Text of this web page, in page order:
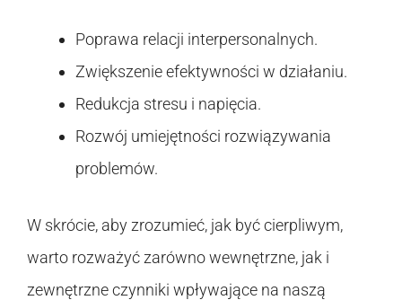
Poprawa relacji interpersonalnych.
Zwiększenie efektywności w działaniu.
Redukcja stresu i napięcia.
Rozwój umiejętności rozwiązywania
problemów.
W skrócie, aby zrozumieć, jak być cierpliwym,
warto rozważyć zarówno wewnętrzne, jak i
zewnętrzne czynniki wpływające na naszą